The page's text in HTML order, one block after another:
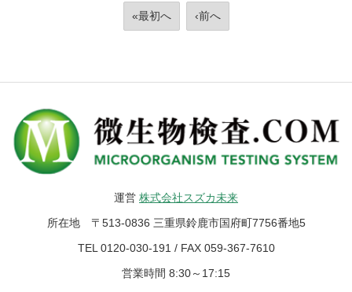
«最初へ ‹前へ
運営 株式会社スズカ未来
所在地 〒513-0836 三重県鈴鹿市国府町7756番地5
TEL 0120-030-191 / FAX 059-367-7610
営業時間 8:30～17:15